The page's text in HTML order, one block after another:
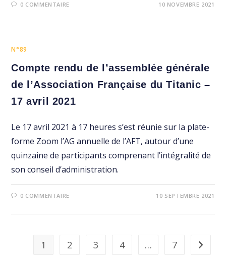
0 COMMENTAIRE 10 NOVEMBRE 2021
N°89
Compte rendu de l’assemblée générale
de l’Association Française du Titanic –
17 avril 2021
Le 17 avril 2021 à 17 heures s’est réunie sur la plate-
forme Zoom l’AG annuelle de l’AFT, autour d’une
quinzaine de participants comprenant l’intégralité de
son conseil d’administration.
0 COMMENTAIRE 10 SEPTEMBRE 2021
1 2 3 4 … 7 Aller à